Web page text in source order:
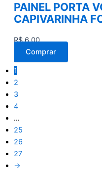
PAINEL PORTA
CAPIVARINHA
R$6,00
Comprar
1
2
3
4
…
25
26
27
→